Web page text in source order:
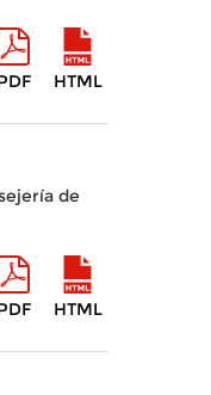
HTML
de
HTML